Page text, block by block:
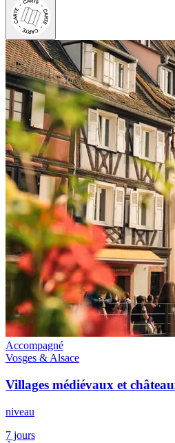
Accompagné
Vosges & Alsace
Villages médiévaux et
niveau
7 jours